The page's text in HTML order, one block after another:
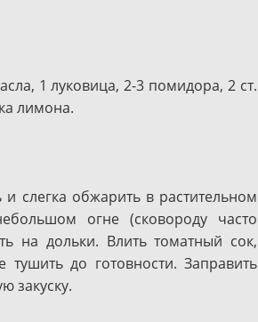
1 луковица, 2-3 помидора, 2 ст.
лимона.
слегка обжарить в растительном
огне (сковороду часто
на дольки. Влить томатный сок,
до готовности. Заправить
закуску.